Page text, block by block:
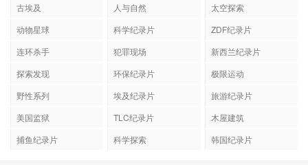
古埃及
人与自然
太空探索
动物星球
科学纪录片
ZDF纪录片
连环杀手
犯罪现场
新西兰纪录片
探索发现
环保纪录片
极限运动
野性系列
埃及纪录片
旅游纪录片
美国监狱
TLC纪录片
木屋建筑
捕鱼纪录片
科学探索 韩国纪录片